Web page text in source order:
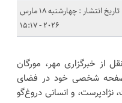
تاریخ انتشار : چهارشنبه 18 مارس
2026 - 15:17
از خبرگزاری مهر، مورگان
صفحه شخصی خود در فضای
و انسانی دروغ‌گو